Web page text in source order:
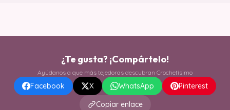
¿Te gusta? ¡Compártelo!
Ayúdanos a que más tejedoras descubran Crochetísimo
Facebook X WhatsApp
Pinterest
Copiar enlace